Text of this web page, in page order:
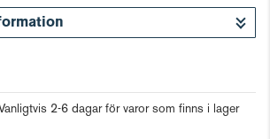
2-6 dagar för varor som finns i lager